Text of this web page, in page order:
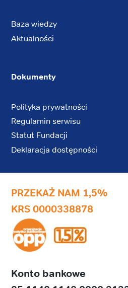
Baza wiedzy
Aktualności
Dokumenty
Polityka prywatności
Regulamin serwisu
Statut Fundacji
Deklaracja dostępności
PRZEKAŻ NAM 1,5%
KRS 0000338878
Konto bankowe